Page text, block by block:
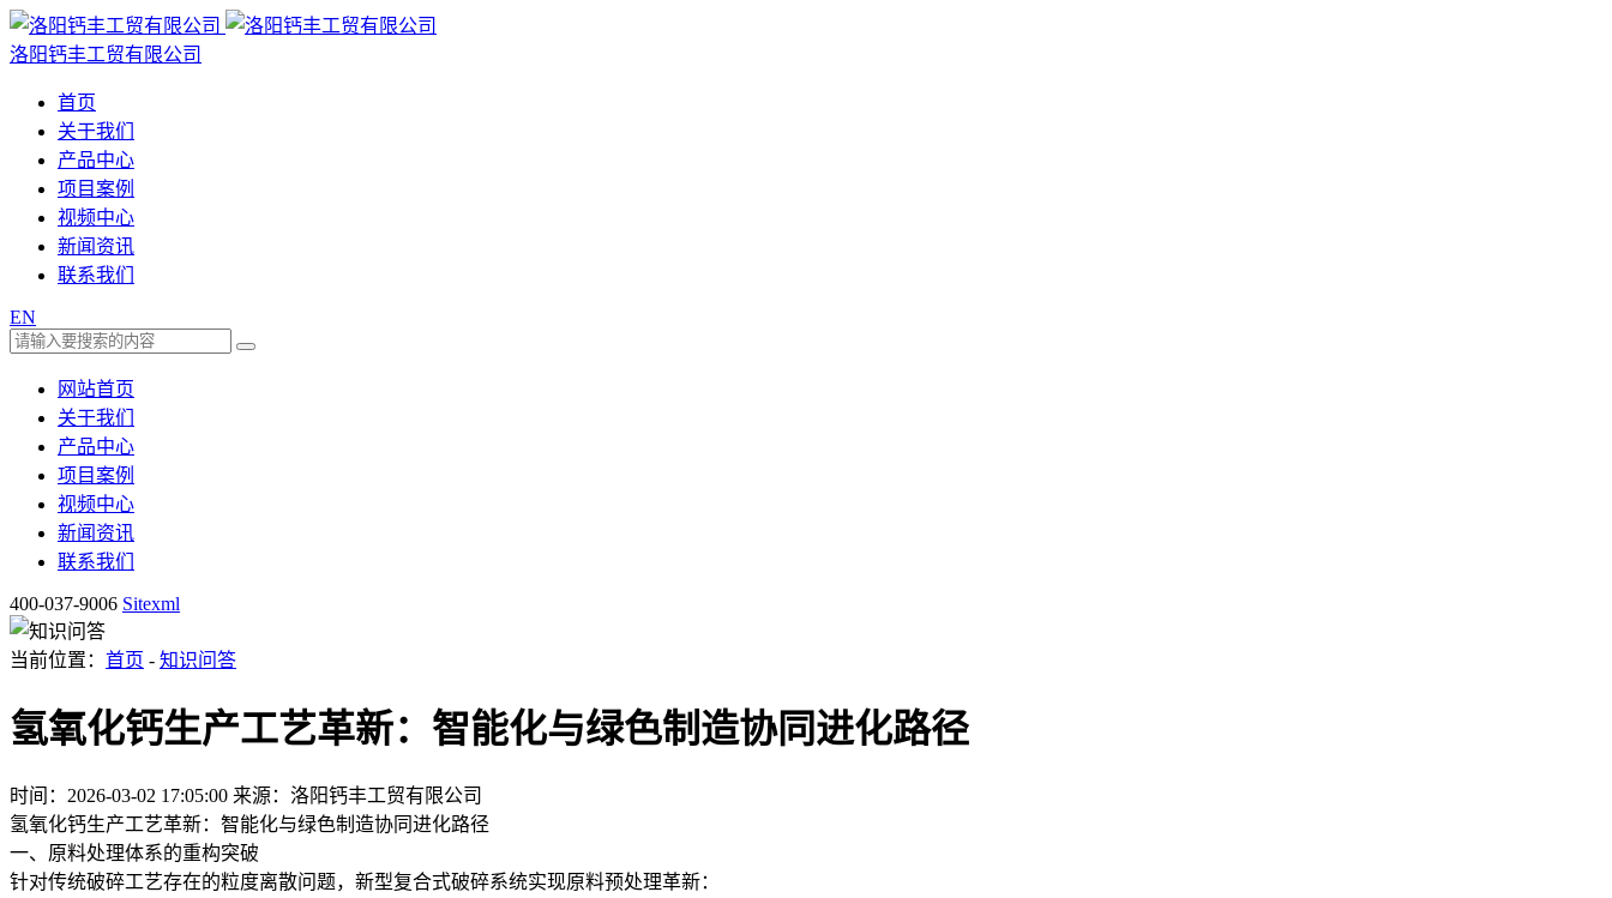
洛阳钙丰工贸有限公司
首页
关于我们
产品中心
项目案例
视频中心
新闻资讯
联系我们
EN
网站首页
关于我们
产品中心
项目案例
视频中心
新闻资讯
联系我们
400-037-9006 Sitexml
当前位置： 首页 - 知识问答
氢氧化钙生产工艺革新：智能化与绿色制造协同进化路径
时间：2026-03-02 17:05:00 来源：洛阳钙丰工贸有限公司
氢氧化钙生产工艺革新：智能化与绿色制造协同进化路径
一、原料处理体系的重构突破
针对传统破碎工艺存在的粒度离散问题，新型复合式破碎系统实现原料预处理革新：